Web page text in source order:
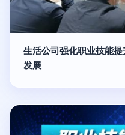
生活公司强化职业技能
发展